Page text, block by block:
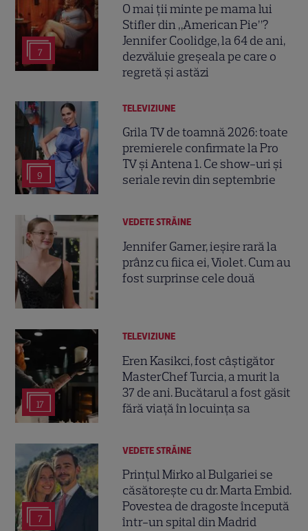
7
O mai ții minte pe mama lui
Stifler din „American Pie”?
Jennifer Coolidge, la 64 de ani,
dezvăluie greșeala pe care o
regretă și astăzi
9
TELEVIZIUNE
Grila TV de toamnă 2026: toate
premierele confirmate la Pro
TV și Antena 1. Ce show-uri și
seriale revin din septembrie
VEDETE STRĂINE
Jennifer Garner, ieșire rară la
prânz cu fiica ei, Violet. Cum au
fost surprinse cele două
17
TELEVIZIUNE
Eren Kasikci, fost câștigător
MasterChef Turcia, a murit la
37 de ani. Bucătarul a fost găsit
fără viață în locuința sa
7
VEDETE STRĂINE
Prințul Mirko al Bulgariei se
căsătorește cu dr. Marta Embid.
Povestea de dragoste începută
într-un spital din Madrid